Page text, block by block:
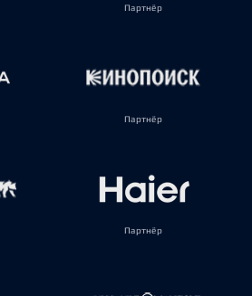
Партнёр
Партнёр
Партнёр